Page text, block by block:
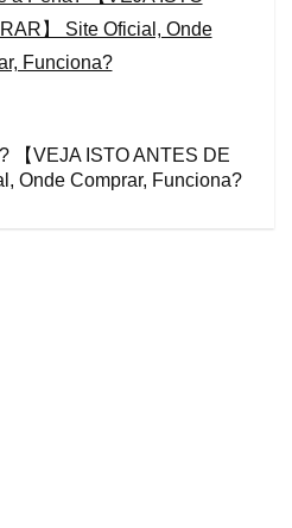
【VEJA ISTO ANTES DE
Onde Comprar, Funciona?